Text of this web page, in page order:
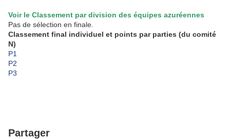
Voir le Classement par division des équipes azuréennes
Pas de sélection en finale.
Classement final individuel et points par parties (du comité
N)
P1
P2
P3
Partager